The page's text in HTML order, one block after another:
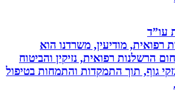
מודיעין, משרדנו הוא
רפואית, נזיקין והביטוח
תוך התמקדות והתמחות בטיפול